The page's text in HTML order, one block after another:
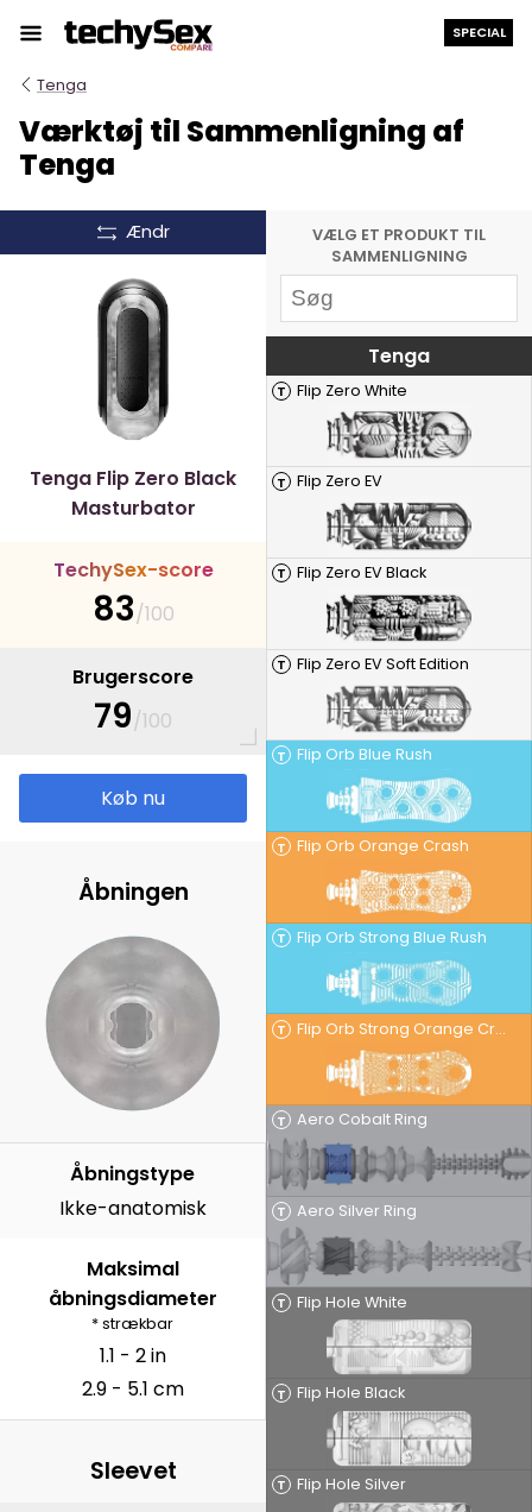
indholdet
SPECIAL
Tenga
Værktøj til Sammenligning af
Tenga
VÆLG ET PRODUKT TIL
SAMMENLIGNING
Tenga
T Flip Zero White
T Flip Zero EV
T Flip Zero EV Black
T Flip Zero EV Soft Edition
T Flip Orb Blue Rush
T Flip Orb Orange Crash
T Flip Orb Strong Blue Rush
T Flip Orb Strong Orange Crash
T Aero Cobalt Ring
T Aero Silver Ring
T Flip Hole White
T Flip Hole Black
T Flip Hole Silver
Ændr
Tenga Flip Zero Black
Masturbator
TechySex-score
83/100
Brugerscore
79/100
Køb nu
Åbningen
Åbningstype
Ikke-anatomisk
Maksimal
åbningsdiameter
* strækbar
1.1 - 2 in
2.9 - 5.1 cm
Sleevet